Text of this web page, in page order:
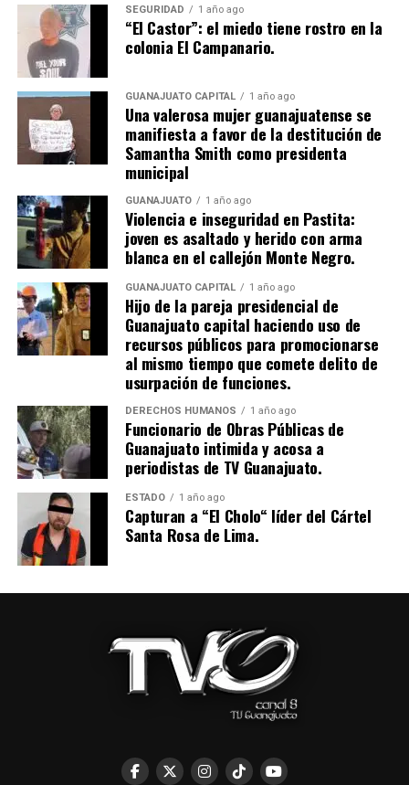
SEGURIDAD 1 año ago
“El Castor”: el miedo tiene rostro en la
colonia El Campanario.
GUANAJUATO CAPITAL 1 año ago
Una valerosa mujer guanajuatense se
manifiesta a favor de la destitución de
Samantha Smith como presidenta
municipal
GUANAJUATO 1 año ago
Violencia e inseguridad en Pastita:
joven es asaltado y herido con arma
blanca en el callejón Monte Negro.
GUANAJUATO CAPITAL 1 año ago
Hijo de la pareja presidencial de
Guanajuato capital haciendo uso de
recursos públicos para promocionarse
al mismo tiempo que comete delito de
usurpación de funciones.
DERECHOS HUMANOS 1 año ago
Funcionario de Obras Públicas de
Guanajuato intimida y acosa a
periodistas de TV Guanajuato.
ESTADO 1 año ago
Capturan a “El Cholo“ líder del Cártel
Santa Rosa de Lima.